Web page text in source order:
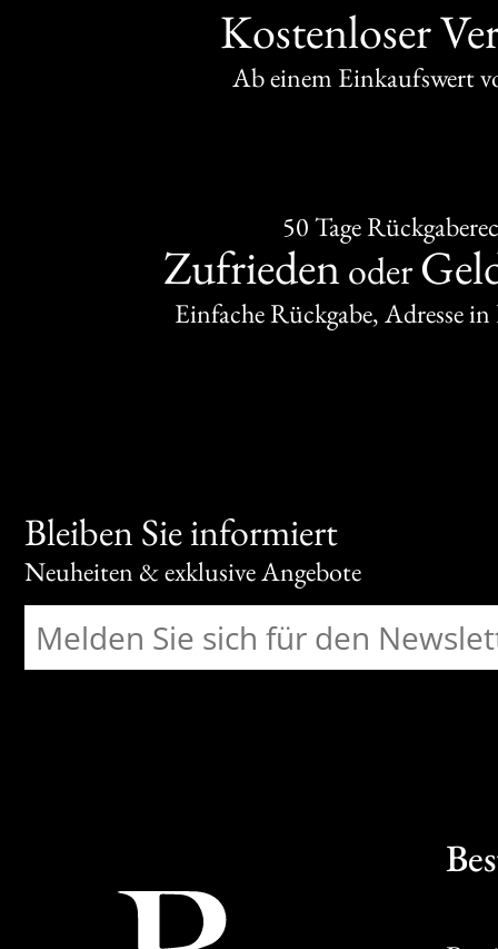
Kostenloser
Ab einem Einkaufswert
50 Tage
Zufrieden oder
Einfache Rückgabe, Adresse
Bleiben Sie informiert
Neuheiten & exklusive Angebote